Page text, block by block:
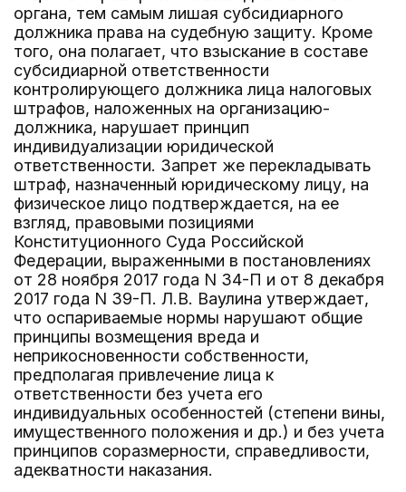
органа, тем самым лишая субсидиарного
должника права на судебную защиту. Кроме
того, она полагает, что взыскание в составе
субсидиарной ответственности
контролирующего должника лица налоговых
штрафов, наложенных на организацию-
должника, нарушает принцип
индивидуализации юридической
ответственности. Запрет же перекладывать
штраф, назначенный юридическому лицу, на
физическое лицо подтверждается, на ее
взгляд, правовыми позициями
Конституционного Суда Российской
Федерации, выраженными в постановлениях
от 28 ноября 2017 года N 34-П и от 8 декабря
2017 года N 39-П. Л.В. Ваулина утверждает,
что оспариваемые нормы нарушают общие
принципы возмещения вреда и
неприкосновенности собственности,
предполагая привлечение лица к
ответственности без учета его
индивидуальных особенностей (степени вины,
имущественного положения и др.) и без учета
принципов соразмерности, справедливости,
адекватности наказания.